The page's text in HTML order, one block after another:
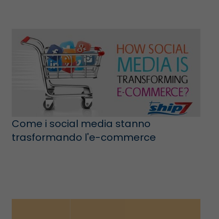
Come i social media stanno
trasformando l'e-commerce